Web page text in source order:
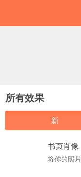
所有效果
新
书页肖像
将你的照